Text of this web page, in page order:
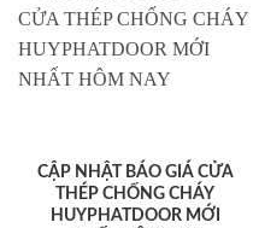
CẬP NHẬT BÁO GIÁ CỬA
THÉP CHỐNG CHÁY
HUYPHATDOOR MỚI